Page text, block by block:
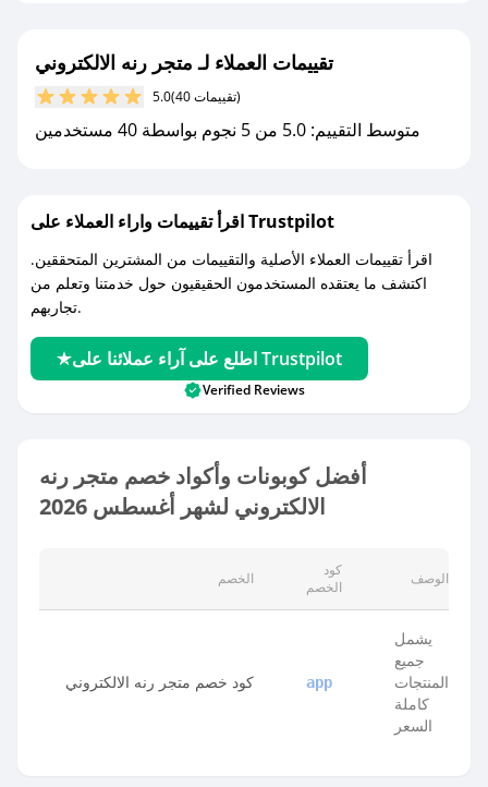
تقييمات العملاء لـ متجر رنه الالكتروني
5.0 (40 تقييمات)
متوسط التقييم: 5.0 من 5 نجوم بواسطة 40 مستخدمين
اقرأ تقييمات واراء العملاء على Trustpilot
اقرأ تقييمات العملاء الأصلية والتقييمات من المشترين المتحققين.
اكتشف ما يعتقده المستخدمون الحقيقيون حول خدمتنا وتعلم من
تجاربهم.
اطلع على آراء عملائنا على Trustpilot
Verified Reviews
أفضل كوبونات وأكواد خصم متجر رنه
الالكتروني لشهر أغسطس 2026
الخصم
كود
الخصم
الوصف
كود خصم متجر رنه الالكتروني app
يشمل
جميع
المنتجات
كاملة
السعر